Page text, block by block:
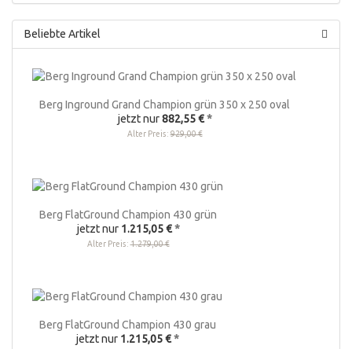
Beliebte Artikel
Berg Inground Grand Champion grün 350 x 250 oval
jetzt nur882,55 € *
Alter Preis:929,00 €
Berg FlatGround Champion 430 grün
jetzt nur 1.215,05 € *
Alter Preis:1.279,00 €
Berg FlatGround Champion 430 grau
jetzt nur 1.215,05 €*